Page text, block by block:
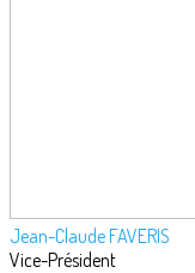
Jean-Claude FAVERIS
Vice-Président